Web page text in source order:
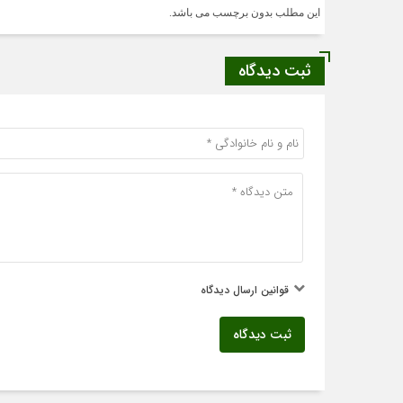
این مطلب بدون برچسب می باشد.
ثبت دیدگاه
قوانین ارسال دیدگاه
ثبت دیدگاه